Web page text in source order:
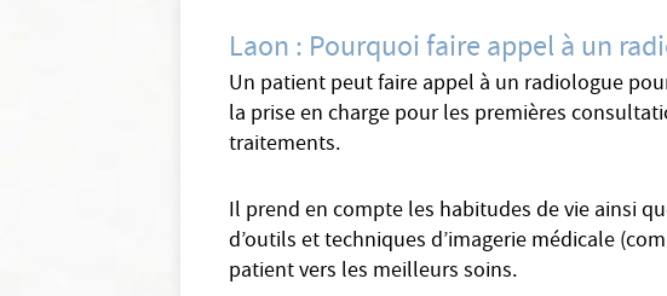
Laon : Pourquoi faire appel à un
Un patient peut faire appel à un radiologue
la prise en charge pour les premières
traitements.
Il prend en compte les habitudes de vie ainsi
d’outils et techniques d’imagerie médicale
patient vers les meilleurs soins.